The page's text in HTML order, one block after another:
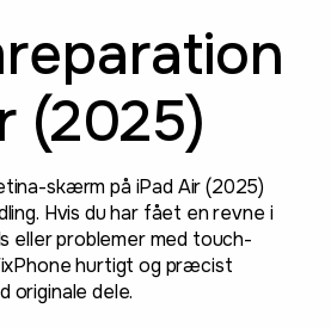
(2025)
skærm på iPad Air (2025)
Hvis du har fået en revne i
eller problemer med touch-
hurtigt og præcist
originale dele.